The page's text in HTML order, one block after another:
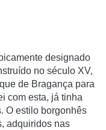
designado
no século XV,
de Bragança para
com esta, já tinha
O estilo borgonhês
adquiridos nas